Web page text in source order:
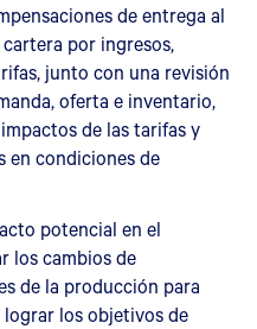
de entrega al
por ingresos,
junto con una revisión
oferta e inventario,
de las tarifas y
en condiciones de
potencial en el
los cambios de
de la producción para
los objetivos de